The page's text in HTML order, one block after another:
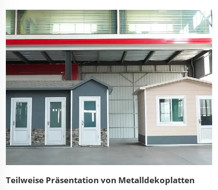
gebürstet, eloxiert) und Kernmaterialien ohne Kommentar,
sodass die Produkteigenschaften im Vordergrund stehen.
...
Teilweise Präsentation von Metalldekoplatten